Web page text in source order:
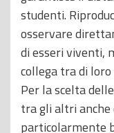
studenti.
osservare
di esseri viventi,
collega tra di loro
Per la scelta
tra gli altri anche
particolarmente